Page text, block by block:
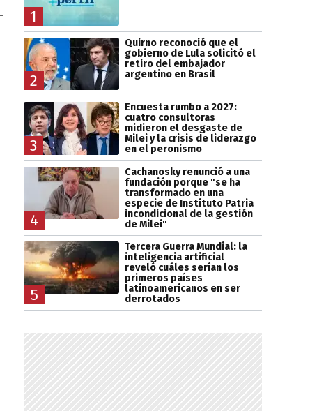
1
2
Quirno reconoció que el
gobierno de Lula solicitó el
retiro del embajador
argentino en Brasil
3
Encuesta rumbo a 2027:
cuatro consultoras
midieron el desgaste de
Milei y la crisis de liderazgo
en el peronismo
4
Cachanosky renunció a una
fundación porque "se ha
transformado en una
especie de Instituto Patria
incondicional de la gestión
de Milei"
5
Tercera Guerra Mundial: la
inteligencia artificial
reveló cuáles serían los
primeros países
latinoamericanos en ser
derrotados